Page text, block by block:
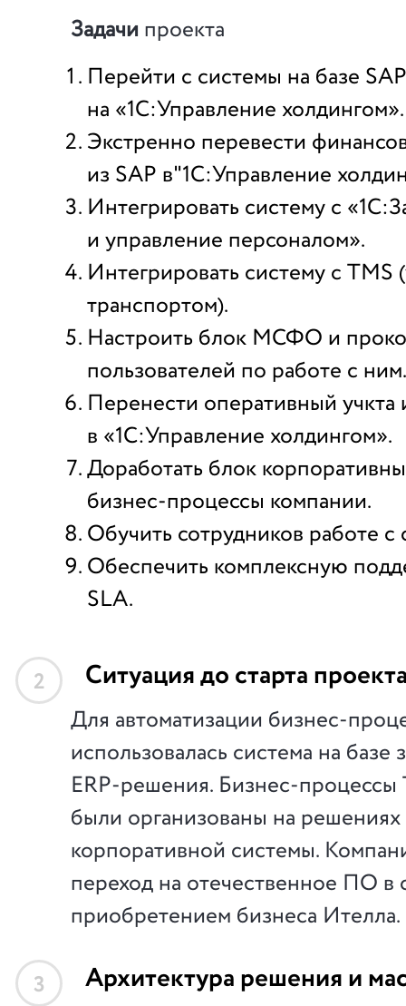
Задачи проекта
Перейти с системы на базе SAP
на «1С:Управление холдингом».
Экстренно перевести
из SAP в"1С:Управление
Интегрировать систему с
и управление персоналом».
Интегрировать систему с TMS
транспортом).
Настроить блок МСФО и
пользователей по работе с ним.
Перенести оперативный учкта
в «1С:Управление холдингом».
Доработать блок
бизнес-процессы компании.
Обучить сотрудников работе с
Обеспечить комплексную
SLA.
2 Ситуация до старта
Для автоматизации бизнес-
использовалась система на базе
ERP-решения. Бизнес-процессы
были организованы на
корпоративной системы.
переход на отечественное ПО в
приобретением бизнеса Ителла.
3 Архитектура решения и